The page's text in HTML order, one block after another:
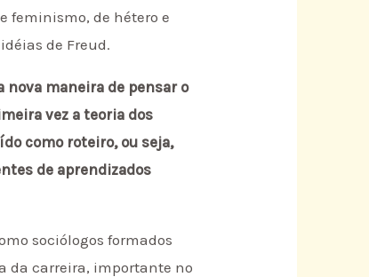
feminismo, de hétero e
de Freud.
nova maneira de pensar o
vez a teoria dos
como roteiro, ou seja,
de aprendizados
sociólogos formados
da carreira, importante no